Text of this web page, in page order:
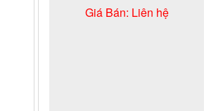
Giá Bán: Liên hệ